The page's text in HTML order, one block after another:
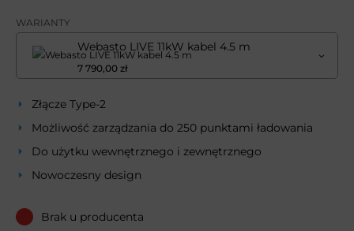
WARIANTY
Webasto LIVE 11kW kabel 4.5 m
7 790,00 zł
Złącze Type-2
Możliwość zarządzania do 250 punktami ładowania
Do użytku wewnętrznego i zewnętrznego
Nowoczesny design
Brak u producenta